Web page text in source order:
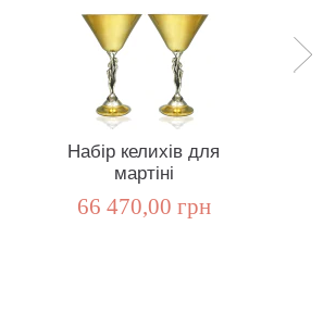
Набір келихів для
мартіні
66 470,00 грн